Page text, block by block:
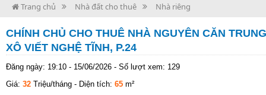
Trang chủ Nhà đất cho thuê Nhà riêng
CHÍNH CHỦ CHO THUÊ NHÀ NGUYÊN CĂN
XÔ VIẾT NGHỆ TĨNH, P.24
Đăng ngày: 19:10 - 15/06/2026 - Số lượt xem: 129
Giá: 32 Triệu/tháng - Diện tích: 65 m²